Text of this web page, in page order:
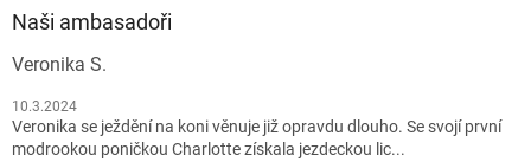
Naši ambasadoři
Veronika S.
10.3.2024
Veronika se ježdění na koni věnuje již opravdu dlouho. Se svojí první
modrookou poničkou Charlotte získala jezdeckou lic...